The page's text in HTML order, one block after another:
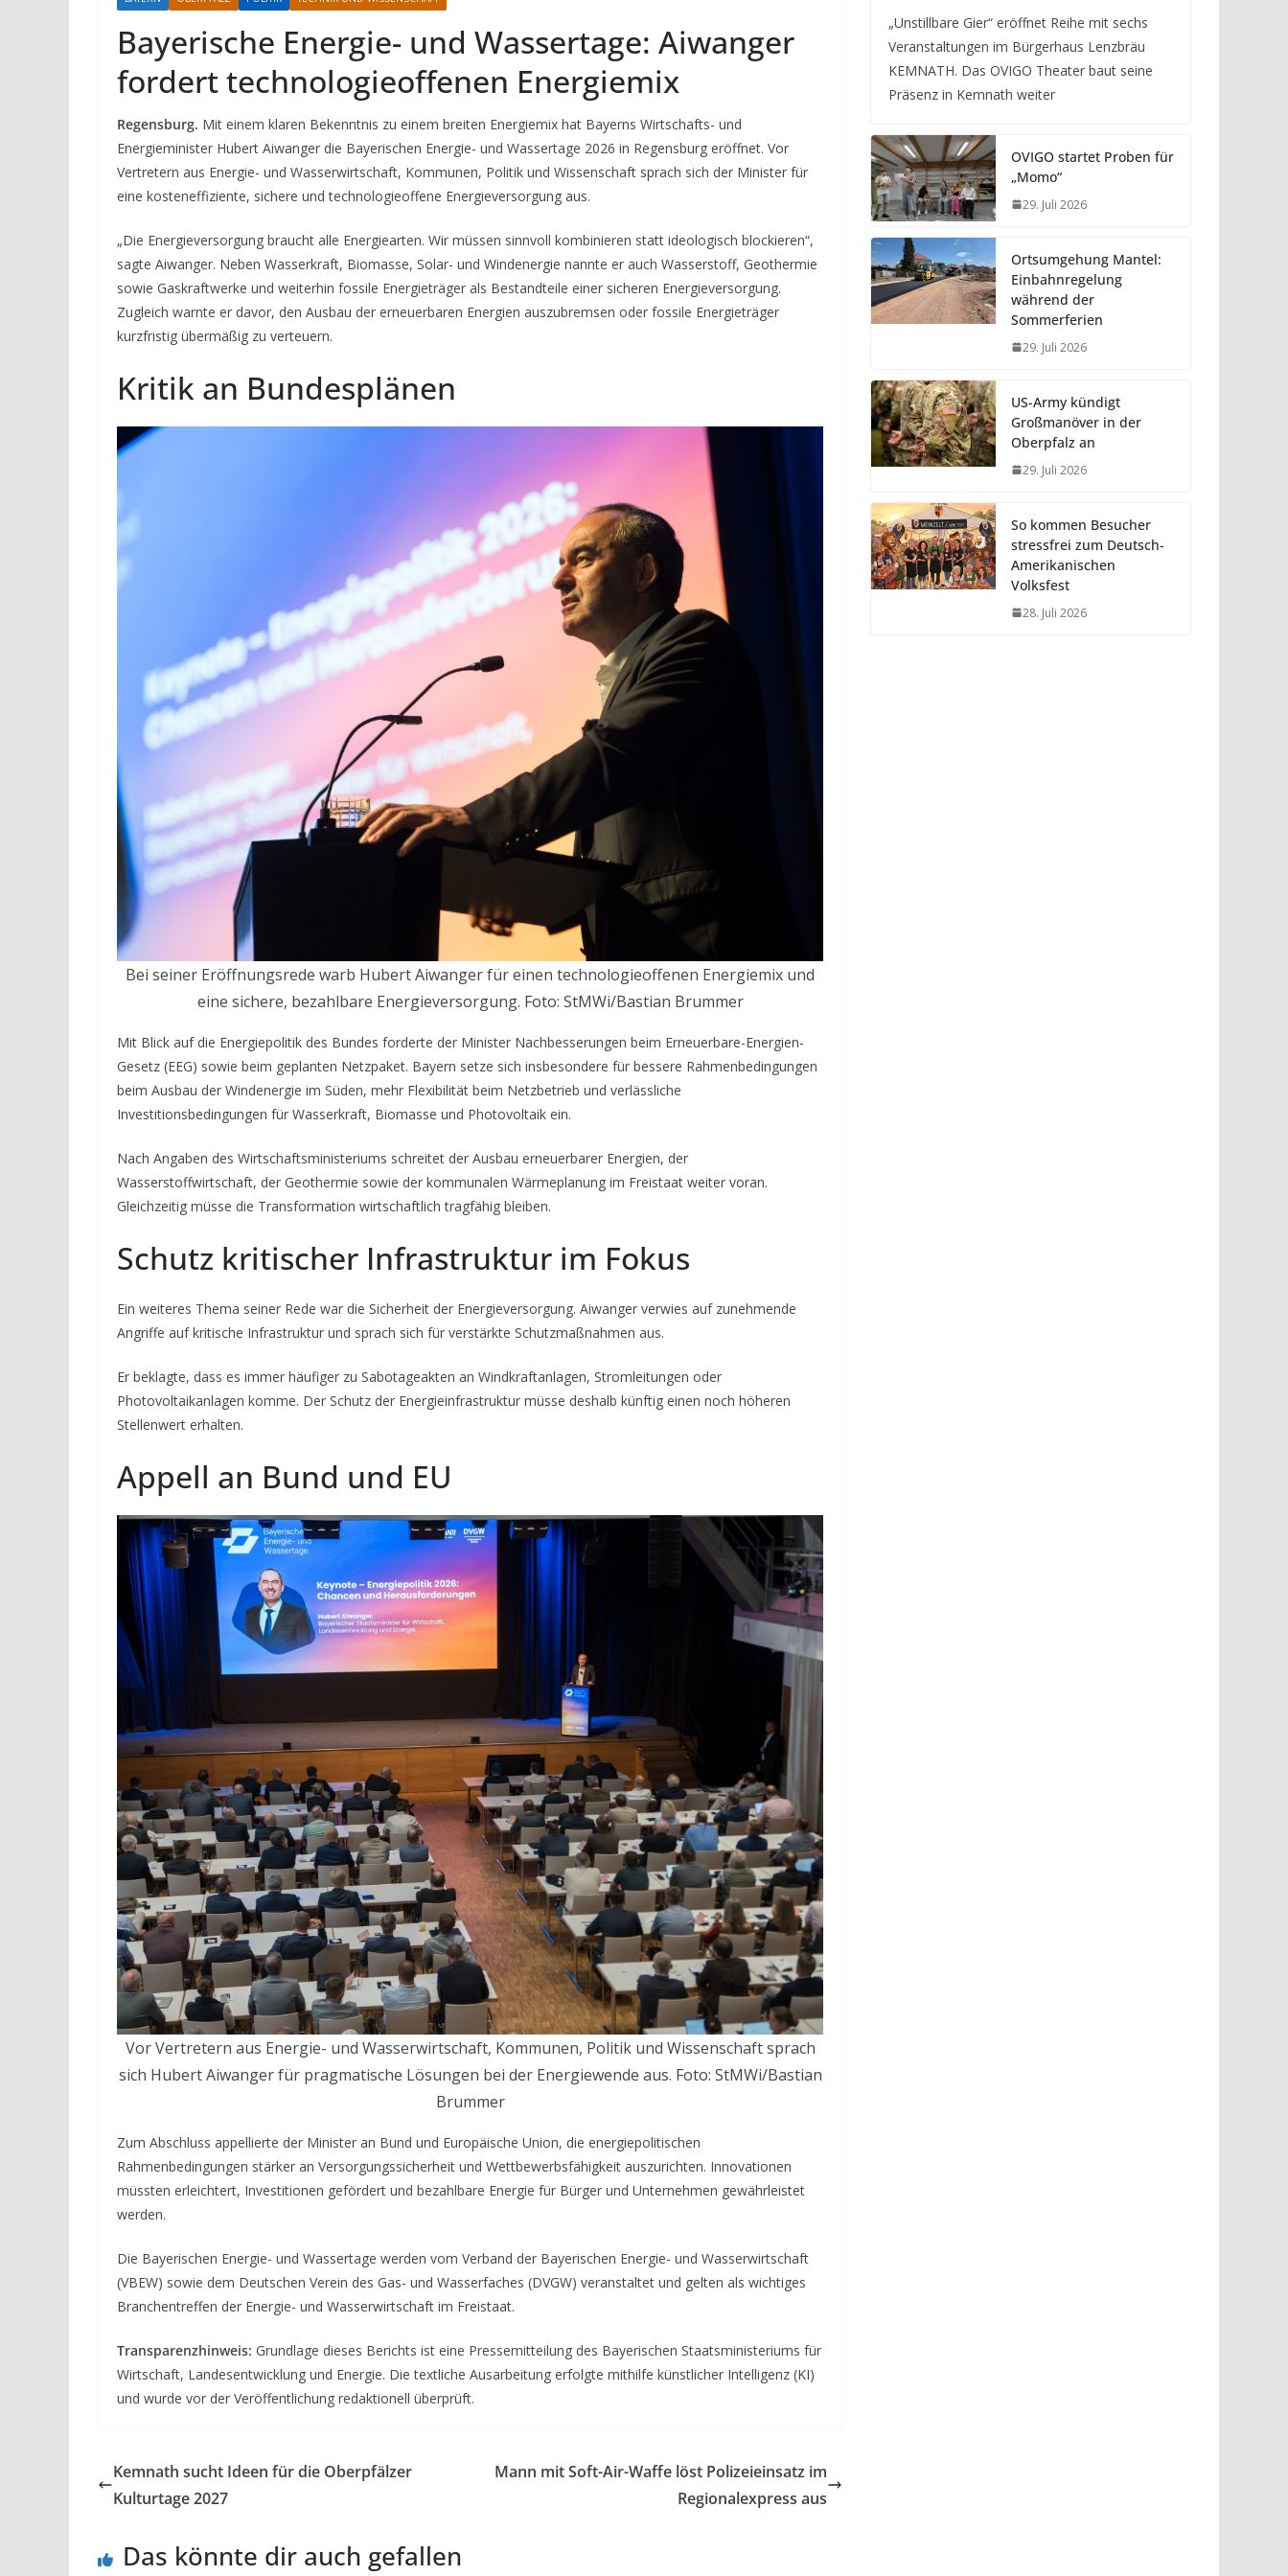
Bayerische Energie- und Wassertage: Aiwanger
fordert technologieoffenen Energiemix
Regensburg. Mit einem klaren Bekenntnis zu einem breiten Energiemix hat Bayerns Wirtschafts- und
Energieminister Hubert Aiwanger die Bayerischen Energie- und Wassertage 2026 in Regensburg eröffnet. Vor
Vertretern aus Energie- und Wasserwirtschaft, Kommunen, Politik und Wissenschaft sprach sich der Minister für
eine kosteneffiziente, sichere und technologieoffene Energieversorgung aus.
„Die Energieversorgung braucht alle Energiearten. Wir müssen sinnvoll kombinieren statt ideologisch blockieren“,
sagte Aiwanger. Neben Wasserkraft, Biomasse, Solar- und Windenergie nannte er auch Wasserstoff, Geothermie
sowie Gaskraftwerke und weiterhin fossile Energieträger als Bestandteile einer sicheren Energieversorgung.
Zugleich warnte er davor, den Ausbau der erneuerbaren Energien auszubremsen oder fossile Energieträger
kurzfristig übermäßig zu verteuern.
Kritik an Bundesplänen
Bei seiner Eröffnungsrede warb Hubert Aiwanger für einen technologieoffenen Energiemix und
eine sichere, bezahlbare Energieversorgung. Foto: StMWi/Bastian Brummer
Mit Blick auf die Energiepolitik des Bundes forderte der Minister Nachbesserungen beim Erneuerbare-Energien-
Gesetz (EEG) sowie beim geplanten Netzpaket. Bayern setze sich insbesondere für bessere Rahmenbedingungen
beim Ausbau der Windenergie im Süden, mehr Flexibilität beim Netzbetrieb und verlässliche
Investitionsbedingungen für Wasserkraft, Biomasse und Photovoltaik ein.
Nach Angaben des Wirtschaftsministeriums schreitet der Ausbau erneuerbarer Energien, der
Wasserstoffwirtschaft, der Geothermie sowie der kommunalen Wärmeplanung im Freistaat weiter voran.
Gleichzeitig müsse die Transformation wirtschaftlich tragfähig bleiben.
Schutz kritischer Infrastruktur im Fokus
Ein weiteres Thema seiner Rede war die Sicherheit der Energieversorgung. Aiwanger verwies auf zunehmende
Angriffe auf kritische Infrastruktur und sprach sich für verstärkte Schutzmaßnahmen aus.
Er beklagte, dass es immer häufiger zu Sabotageakten an Windkraftanlagen, Stromleitungen oder
Photovoltaikanlagen komme. Der Schutz der Energieinfrastruktur müsse deshalb künftig einen noch höheren
Stellenwert erhalten.
Appell an Bund und EU
Vor Vertretern aus Energie- und Wasserwirtschaft, Kommunen, Politik und Wissenschaft sprach
sich Hubert Aiwanger für pragmatische Lösungen bei der Energiewende aus. Foto: StMWi/Bastian
Brummer
Zum Abschluss appellierte der Minister an Bund und Europäische Union, die energiepolitischen
Rahmenbedingungen stärker an Versorgungssicherheit und Wettbewerbsfähigkeit auszurichten. Innovationen
müssten erleichtert, Investitionen gefördert und bezahlbare Energie für Bürger und Unternehmen gewährleistet
werden.
Die Bayerischen Energie- und Wassertage werden vom Verband der Bayerischen Energie- und Wasserwirtschaft
(VBEW) sowie dem Deutschen Verein des Gas- und Wasserfaches (DVGW) veranstaltet und gelten als wichtiges
Branchentreffen der Energie- und Wasserwirtschaft im Freistaat.
Transparenzhinweis: Grundlage dieses Berichts ist eine Pressemitteilung des Bayerischen Staatsministeriums für
Wirtschaft, Landesentwicklung und Energie. Die textliche Ausarbeitung erfolgte mithilfe künstlicher Intelligenz (KI)
und wurde vor der Veröffentlichung redaktionell überprüft.
Kemnath sucht Ideen für die Oberpfälzer
Kulturtage 2027
Mann mit Soft-Air-Waffe löst Polizeieinsatz im
Regionalexpress aus
Das könnte dir auch gefallen
„Unstillbare Gier“ eröffnet Reihe mit sechs
Veranstaltungen im Bürgerhaus Lenzbräu
KEMNATH. Das OVIGO Theater baut seine
Präsenz in Kemnath weiter
OVIGO startet Proben für
„Momo“
29. Juli 2026
Ortsumgehung Mantel:
Einbahnregelung
während der
Sommerferien
29. Juli 2026
US-Army kündigt
Großmanöver in der
Oberpfalz an
29. Juli 2026
So kommen Besucher
stressfrei zum Deutsch-
Amerikanischen
Volksfest
28. Juli 2026